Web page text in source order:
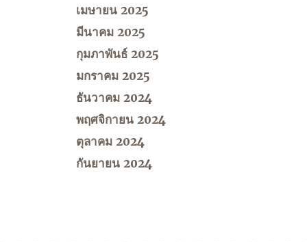
เมษายน 2025
มีนาคม 2025
กุมภาพันธ์ 2025
มกราคม 2025
ธันวาคม 2024
พฤศจิกายน 2024
ตุลาคม 2024
กันยายน 2024